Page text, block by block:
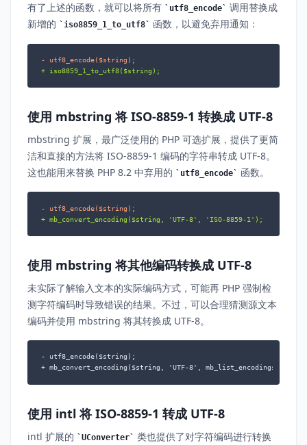
有了上述的函数，就可以将所有 utf8_encode
调用替换成
新增的
iso8859_1_to_utf8 函数，以避免弃用通知：
- utf8_encode($string);
+ iso8859_1_to_utf8($string);
使用 mbstring 将 ISO-8859-1 转换成 UTF-8
mbstring 扩展，最广泛使用的 PHP 可选扩展，提供了更简
洁和直接的方法将 ISO-8859-1 编码的字符串转成 UTF-8。
这也能用来替换 PHP 8.2 中弃用的
utf8_encode 函数。
- utf8_encode($string);
+ mb_convert_encoding($string, 'UTF-8', 'ISO-8859-1');
使用 mbstring 将其他编码转换成 UTF-8
未实际了解输入文本的实际编码方式，可能再 PHP 强制检
测字符编码时导致错误的结果。不过，可以合理猜测源文本
编码并使用 mbstring 将其转换成 UTF-8。
- utf8_encode($string);
+ mb_convert_encoding($string, 'UTF-8', mb_list_encodings());
使用 intl 将 ISO-8859-1 转成 UTF-8
intl 扩展的 UConverter
类也提供了对字符编码进行转换